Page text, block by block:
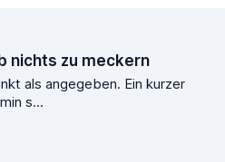
nichts zu meckern
als angegeben. Ein kurzer
s...